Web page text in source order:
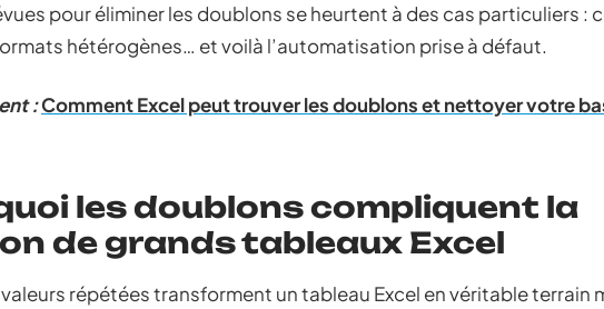
pour éliminer les doublons se heurtent à des cas particuliers :
hétérogènes… et voilà l’automatisation prise à défaut.
:Comment Excel peut trouver les doublons et nettoyer votre
les doublons compliquent la
de grands tableaux Excel
répétées transforment un tableau Excel en véritable terrain